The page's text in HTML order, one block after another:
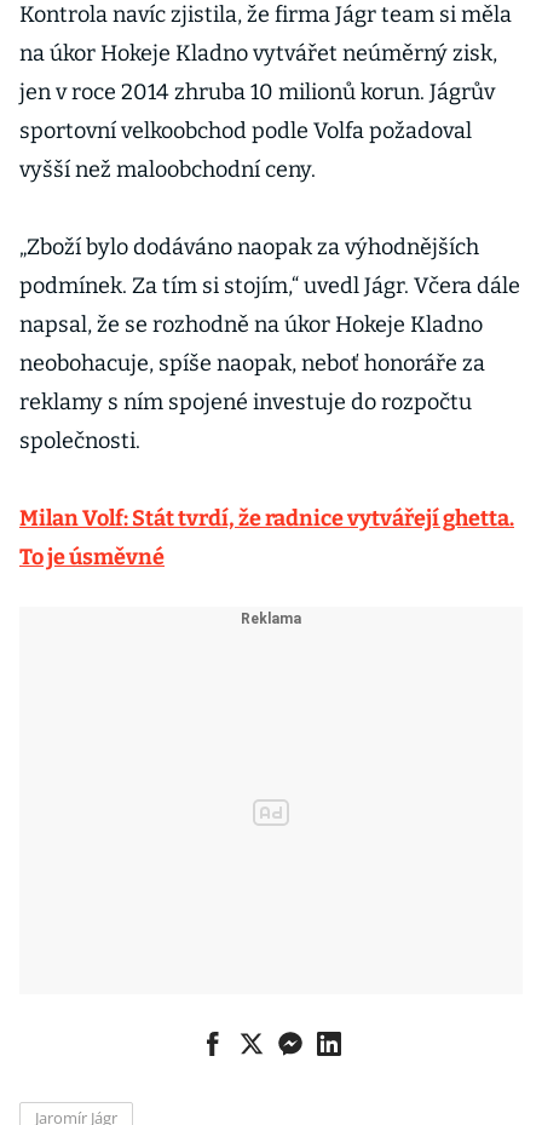
Kontrola navíc zjistila, že firma Jágr team si měla
na úkor Hokeje Kladno vytvářet neúměrný zisk,
jen v roce 2014 zhruba 10 milionů korun. Jágrův
sportovní velkoobchod podle Volfa požadoval
vyšší než maloobchodní ceny.
„Zboží bylo dodáváno naopak za výhodnějších
podmínek. Za tím si stojím,“ uvedl Jágr. Včera dále
napsal, že se rozhodně na úkor Hokeje Kladno
neobohacuje, spíše naopak, neboť honoráře za
reklamy s ním spojené investuje do rozpočtu
společnosti.
Milan Volf: Stát tvrdí, že radnice vytvářejí ghetta.
To je úsměvné
Jaromír Jágr